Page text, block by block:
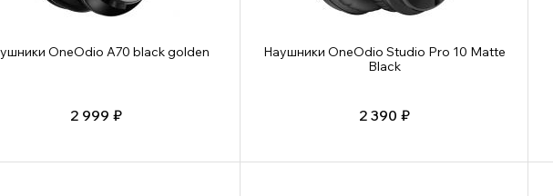
OneOdio A70 black golden
2 999 ₽
Наушники OneOdio Studio Pro 10 Matte
Black
2 390 ₽